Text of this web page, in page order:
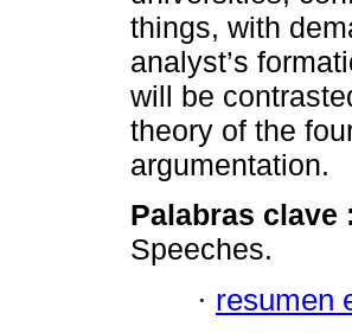
things, with
analyst’s
will be
theory of the
argumentation.
Palabras clave :
Speeches.
· resumen